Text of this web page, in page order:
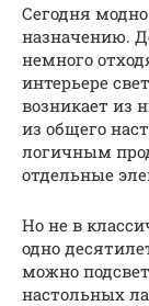
Сегодня
назначению.
немного
интерьере
возникает из
из общего
логичным
отдельные
Но не в
одно
можно
настольных